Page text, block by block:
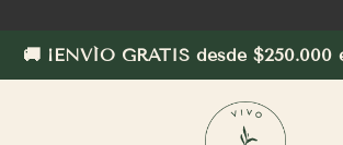
contenido
🚚 ¡ENVÍO GRATIS desde $250.000